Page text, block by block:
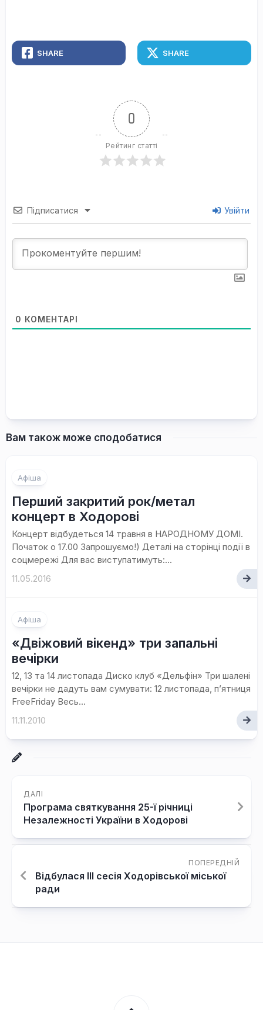
SHARE SHARE
0
Рейтинг статті
Підписатися Увійти
0 КОМЕНТАРІ
Вам також може сподобатися
Афіша
Перший закритий рок/метал
концерт в Ходорові
Концерт відбудеться 14 травня в НАРОДНОМУ ДОМІ.
Початок о 17.00 Запрошуємо!) Деталі на сторінці події в
соцмережі Для вас виступатимуть:...
11.05.2016
Афіша
«Двіжовий вікенд» три запальні
вечірки
12, 13 та 14 листопада Диско клуб «Дельфін» Три шалені
вечірки не дадуть вам сумувати: 12 листопада, п’ятниця
FreeFriday Весь...
11.11.2010
ДАЛІ
Програма святкування 25-ї річниці
Незалежності України в Ходорові
ПОПЕРЕДНІЙ
Відбулася ІІІ сесія Ходорівської міської
ради